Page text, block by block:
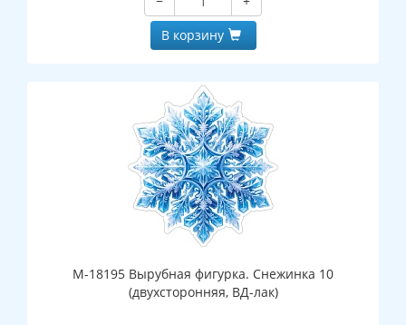
В корзину
М-18195 Вырубная фигурка. Снежинка 10
(двухсторонняя, ВД-лак)